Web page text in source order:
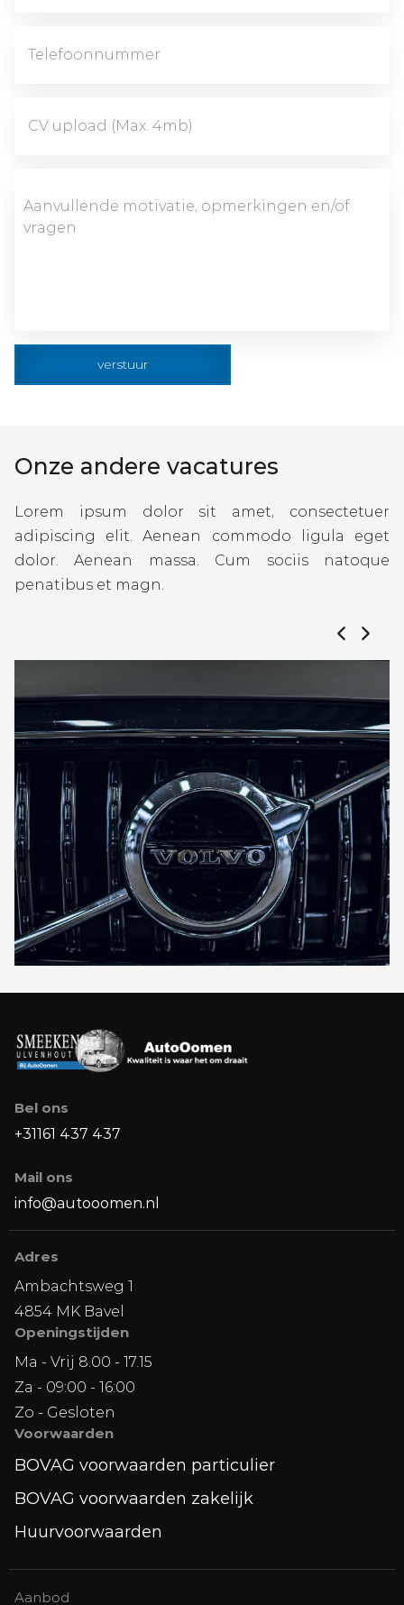
CV upload (Max. 4mb)
verstuur
Onze andere vacatures
Lorem ipsum dolor sit amet, consectetuer
adipiscing elit. Aenean commodo ligula eget
dolor. Aenean massa. Cum sociis natoque
penatibus et magn.
Bel ons
+31161 437 437
Mail ons
info@autooomen.nl
Adres
Ambachtsweg 1
4854 MK Bavel
Openingstijden
Ma - Vrij 8.00 - 17.15
Za - 09:00 - 16:00
Zo - Gesloten
Voorwaarden
BOVAG voorwaarden particulier
BOVAG voorwaarden zakelijk
Huurvoorwaarden
Aanbod